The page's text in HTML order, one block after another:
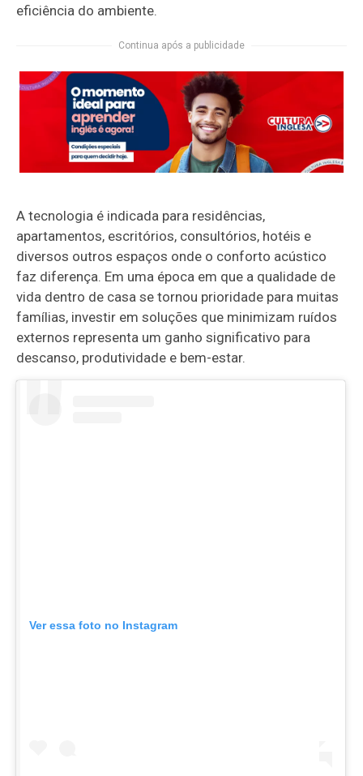
eficiência do ambiente.
Continua após a publicidade
A tecnologia é indicada para residências,
apartamentos, escritórios, consultórios, hotéis e
diversos outros espaços onde o conforto acústico
faz diferença. Em uma época em que a qualidade de
vida dentro de casa se tornou prioridade para muitas
famílias, investir em soluções que minimizam ruídos
externos representa um ganho significativo para
descanso, produtividade e bem-estar.
Ver essa foto no Instagram